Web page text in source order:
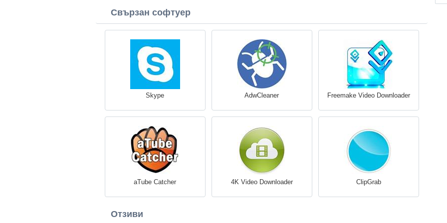
Свързан софтуер
Skype AdwCleaner Freemake Video Downloader
aTube Catcher 4K Video Downloader ClipGrab
Отзиви